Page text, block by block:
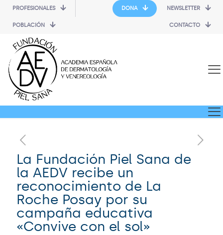
PROFESIONALES
POBLACIÓN
DONA NEWSLETTER
CONTACTO
La Fundación Piel Sana de
la AEDV recibe un
reconocimiento de La
Roche Posay por su
campaña educativa
«Convive con el sol»